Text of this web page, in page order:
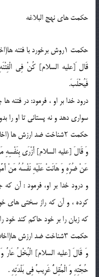
حکمت های نهج البلاغه
حکمت ۱روش برخورد با فتنه ها(اخلاقى ، سیاسى)
قَال َ[علیه السلام] کُنْ فِى
فَیُحْلَبَ.
درود خدا بر او ، فرمود: در فتنه
سوارى دهد و نه پستانى تا او را
حکمت ۲شناخت ضد ارزش ها (اخلاقى)
وَ قَالَ [علیه السلام] أَزْرَى
عَنْ ضُرِّهِ وَ هَانَتْ عَلَیْهِ نَفْسُهُ مَنْ أَمَّرَ
و درود خدا بر او، فرمود : آن
کرده ، و آن که راز سختى هاى
که زبان را بر خود حاکم کند
حکمت ۳شناخت ضد ارزش ها(اخلاقى)
وَ قَالَ [علیه السلام] الْبُخْلُ
حُجَّتِهِ وَ الْمُقِلُّ غَرِیبٌ فِى بَلْدَتِهِ .